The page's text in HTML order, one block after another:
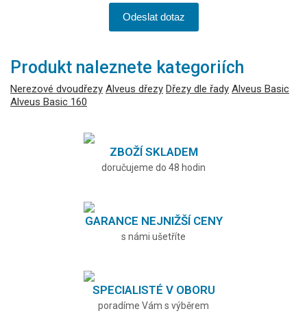
Odeslat dotaz
Produkt naleznete kategoriích
Nerezové dvoudřezy Alveus dřezy Dřezy dle řady Alveus Basic
Alveus Basic 160
ZBOŽÍ SKLADEM
doručujeme do 48 hodin
GARANCE NEJNIŽŠÍ CENY
s námi ušetříte
SPECIALISTÉ V OBORU
poradíme Vám s výběrem